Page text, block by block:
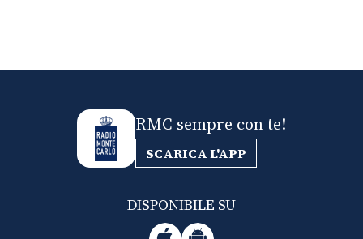
RMC sempre con te!
SCARICA L'APP
DISPONIBILE SU